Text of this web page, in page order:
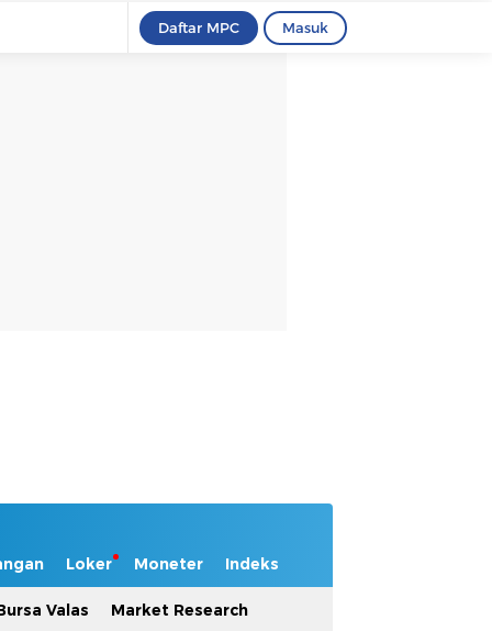
Daftar MPC Masuk
Loker Moneter Indeks
Valas Market Research